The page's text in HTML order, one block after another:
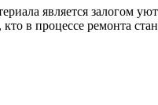
является залогом
в процессе ремонта